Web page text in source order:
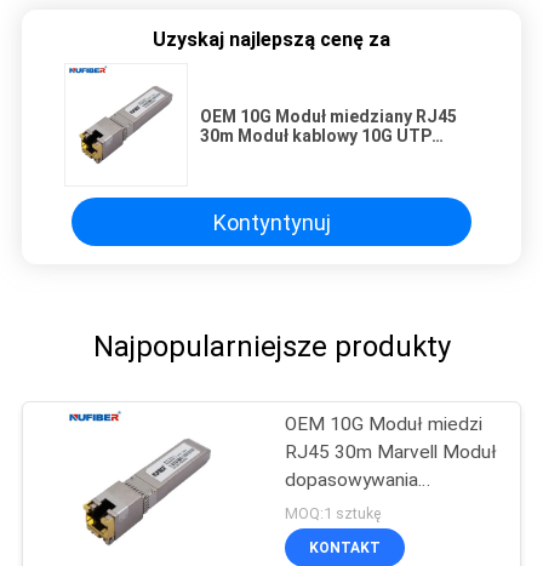
Uzyskaj najlepszą cenę za
OEM 10G Moduł miedziany RJ45
30m Moduł kablowy 10G UTP
Kontyntynuj
Najpopularniejsze produkty
OEM 10G Moduł miedzi
RJ45 30m Marvell Moduł
dopasowywania
współczynnika zestawu
chipów
MOQ:1 sztukę
KONTAKT